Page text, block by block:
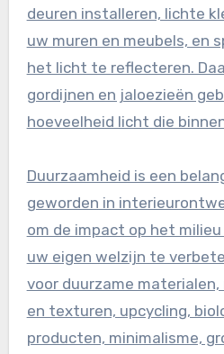
deuren installeren, lichte
uw muren en meubels, en
het licht te reflecteren.
gordijnen en jaloezieën
hoeveelheid licht die
Duurzaamheid is een
geworden in
om de impact op het
uw eigen welzijn te
voor duurzame
en texturen, upcycling,
producten, minimalisme,